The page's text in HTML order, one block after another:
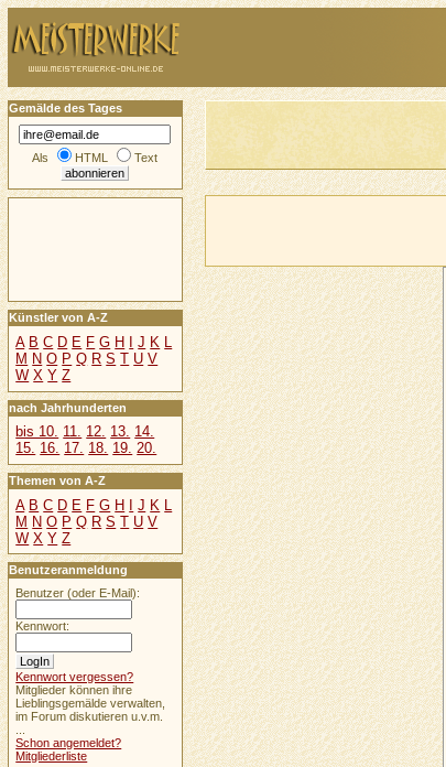
Gemälde des Tages
Als HTML Text
Künstler von A-Z
A B C D E F G H J K L
M N O P Q R S T U V
W X Y Z
nach Jahrhunderten
bis 10. 11. 12. 13. 14.
15. 16. 17. 18. 19. 20.
Themen von A-Z
A B C D E F G H I J K L
M N O P Q R S T U V
W X Y Z
Benutzeranmeldung
Benutzer (oder E-Mail):
Kennwort:
Kennwort vergessen?
Mitglieder können ihre
Lieblingsgemälde verwalten,
im Forum diskutieren u.v.m.
Schon angemeldet?
Mitgliederliste